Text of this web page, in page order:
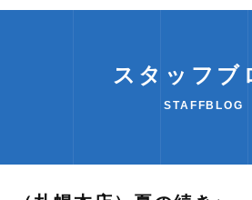
スタッフブ
STAFFBLOG